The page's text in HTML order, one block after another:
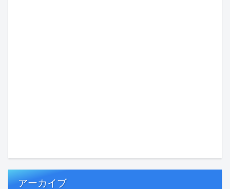
アーカイブ